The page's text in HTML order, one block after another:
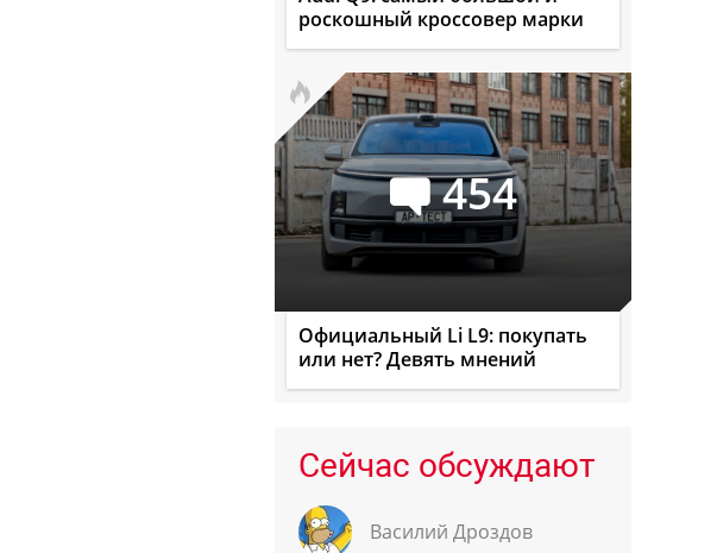
роскошный кроссовер марки
454
Официальный Li L9: покупать
или нет? Девять мнений
Сейчас обсуждают
Василий Дроздов